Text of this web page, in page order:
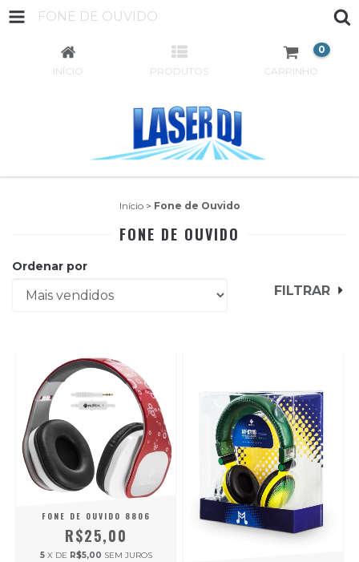
FONE DE OUVIDO
INÍCIO PRODUTOS CARRINHO
0
Início > Fone de Ouvido
FONE DE OUVIDO
Ordenar por
FILTRAR
FONE DE OUVIDO 8806
R$25,00
5 X DE R$5,00 SEM JUROS